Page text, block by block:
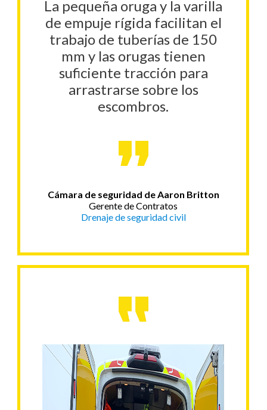
La pequeña oruga y la varilla
de empuje rígida facilitan el
trabajo de tuberías de 150
mm y las orugas tienen
suficiente tracción para
arrastrarse sobre los
escombros.
Cámara de seguridad de Aaron Britton
Gerente de Contratos
Drenaje de seguridad civil